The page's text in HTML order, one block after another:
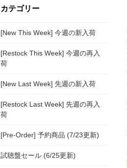
カテゴリー
[New This Week] 今週の新入荷
[Restock This Week] 今週の再入
荷
[New Last Week] 先週の新入荷
[Restock Last Week] 先週の再入
荷
[Pre-Order] 予約商品 (7/23更新)
試聴盤セール (6/25更新)